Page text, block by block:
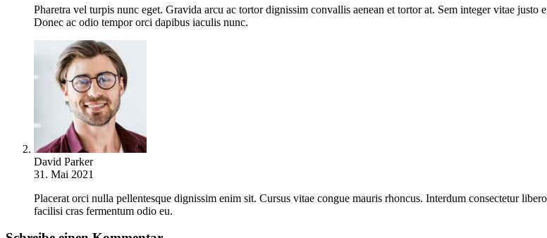
Pharetra vel turpis nunc eget. Gravida arcu ac tortor dignissim convallis aenean et tortor at. Sem integer vitae
Donec ac odio tempor orci dapibus iaculis nunc.
David Parker
31. Mai 2021
Placerat orci nulla pellentesque dignissim enim sit. Cursus vitae congue mauris rhoncus. Interdum consectetur
facilisi cras fermentum odio eu.